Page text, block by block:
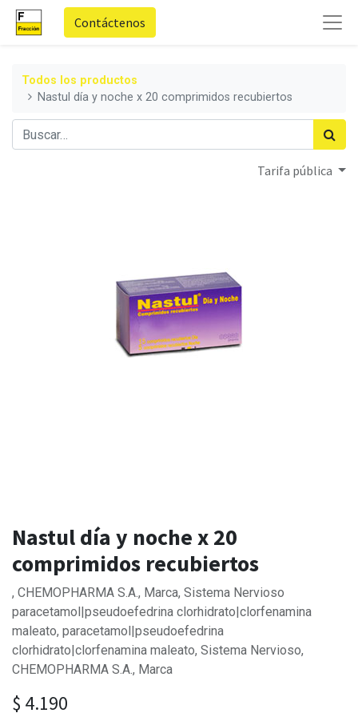
Contáctenos
Todos los productos
Nastul día y noche x 20 comprimidos recubiertos
Tarifa pública
Nastul día y noche x 20
comprimidos recubiertos
, CHEMOPHARMA S.A., Marca, Sistema Nervioso
paracetamol|pseudoefedrina clorhidrato|clorfenamina
maleato, paracetamol|pseudoefedrina
clorhidrato|clorfenamina maleato, Sistema Nervioso,
CHEMOPHARMA S.A., Marca
$ 4.190